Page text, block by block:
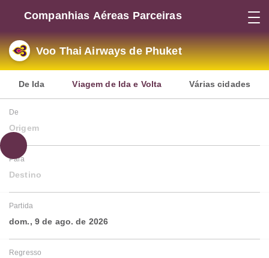
Companhias Aéreas Parceiras
Voo Thai Airways de Phuket
De Ida Viagem de Ida e Volta Várias cidades
De
Origem
Para
Destino
Partida
dom., 9 de ago. de 2026
Regresso